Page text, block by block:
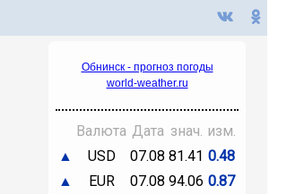
Обнинск - прогноз погоды
world-weather.ru
Валюта Дата знач. изм.
▲
USD 07.08 81.41 0.48
▲
EUR 07.08 94.06 0.87